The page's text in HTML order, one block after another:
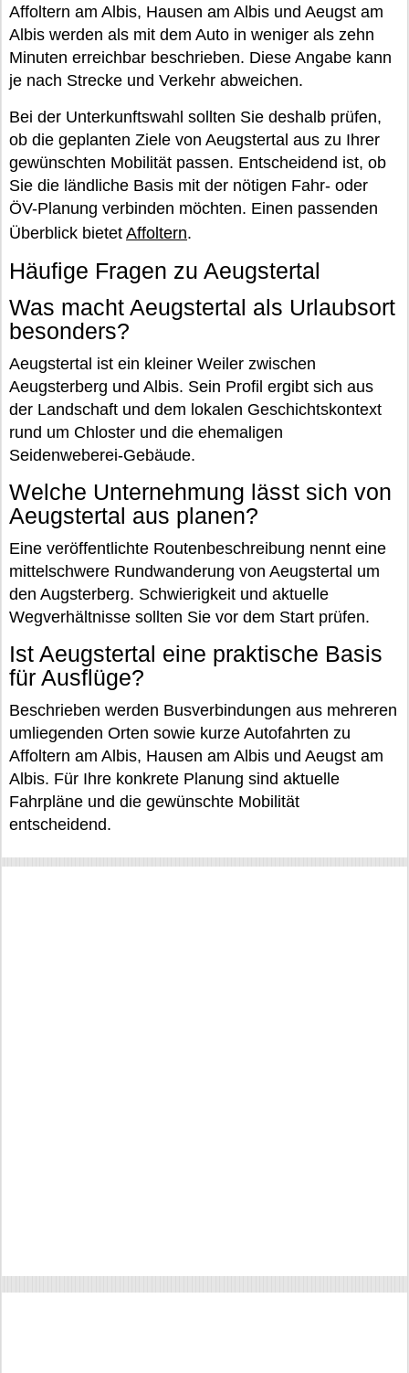
Affoltern am Albis, Hausen am Albis und Aeugst am
Albis werden als mit dem Auto in weniger als zehn
Minuten erreichbar beschrieben. Diese Angabe kann
je nach Strecke und Verkehr abweichen.
Bei der Unterkunftswahl sollten Sie deshalb prüfen,
ob die geplanten Ziele von Aeugstertal aus zu Ihrer
gewünschten Mobilität passen. Entscheidend ist, ob
Sie die ländliche Basis mit der nötigen Fahr- oder
ÖV-Planung verbinden möchten. Einen passenden
Überblick bietet Affoltern.
Häufige Fragen zu Aeugstertal
Was macht Aeugstertal als Urlaubsort
besonders?
Aeugstertal ist ein kleiner Weiler zwischen
Aeugsterberg und Albis. Sein Profil ergibt sich aus
der Landschaft und dem lokalen Geschichtskontext
rund um Chloster und die ehemaligen
Seidenweberei-Gebäude.
Welche Unternehmung lässt sich von
Aeugstertal aus planen?
Eine veröffentlichte Routenbeschreibung nennt eine
mittelschwere Rundwanderung von Aeugstertal um
den Augsterberg. Schwierigkeit und aktuelle
Wegverhältnisse sollten Sie vor dem Start prüfen.
Ist Aeugstertal eine praktische Basis
für Ausflüge?
Beschrieben werden Busverbindungen aus mehreren
umliegenden Orten sowie kurze Autofahrten zu
Affoltern am Albis, Hausen am Albis und Aeugst am
Albis. Für Ihre konkrete Planung sind aktuelle
Fahrpläne und die gewünschte Mobilität
entscheidend.